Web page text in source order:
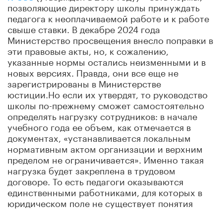
позволяющие директору школы принуждать
педагога к неоплачиваемой работе и к работе
свыше ставки. В декабре 2024 года
Министерство просвещения внесло поправки в
эти правовые акты, но, к сожалению,
указанные нормы остались неизменными и в
новых версиях. Правда, они все еще не
зарегистрированы в Министерстве
юстиции.Но если их утвердят, то руководство
школы по-прежнему сможет самостоятельно
определять нагрузку сотрудников: в начале
учебного года ее объем, как отмечается в
документах, «устанавливается локальным
нормативным актом организации и верхним
пределом не ограничивается». Именно такая
нагрузка будет закреплена в трудовом
договоре. То есть педагоги оказываются
единственными работниками, для которых в
юридическом поле не существует понятия